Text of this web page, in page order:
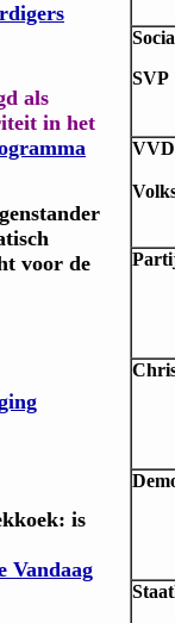
als
in het
voor de
is
Vandaag
SVP
VVD